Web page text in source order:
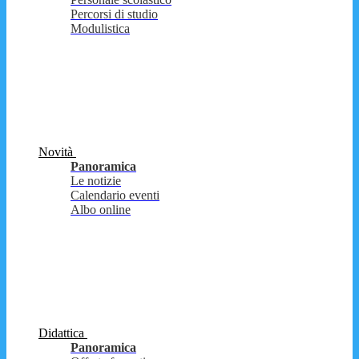
Percorsi di studio
Modulistica
Novità
Panoramica
Le notizie
Calendario eventi
Albo online
Didattica
Panoramica